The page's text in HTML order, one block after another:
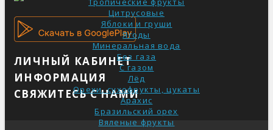
Цитрусовые
Яблоки и груши
Ягоды
Минеральная вода
Без газа
С газом
Лёд
Орехи, сухофрукты, цукаты
Арахис
Бразильский орех
Вяленые фрукты
ЛИЧНЫЙ КАБИНЕТ
ИНФОРМАЦИЯ
СВЯЖИТЕСЬ С НАМИ